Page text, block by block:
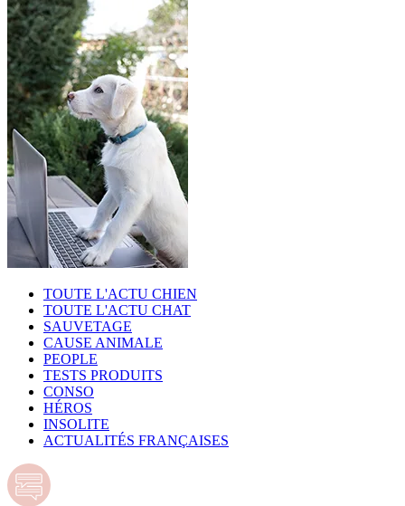
TOUTE L'ACTU CHIEN
TOUTE L'ACTU CHAT
SAUVETAGE
CAUSE ANIMALE
PEOPLE
TESTS PRODUITS
CONSO
HÉROS
INSOLITE
ACTUALITÉS FRANÇAISES